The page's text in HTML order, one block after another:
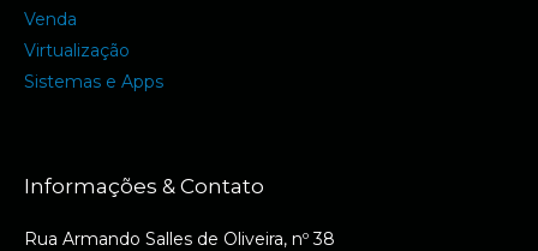
Venda
Virtualização
Sistemas e Apps
Informações & Contato
Rua Armando Salles de Oliveira, nº 38